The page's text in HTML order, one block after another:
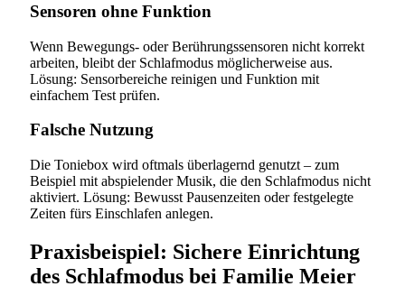
Sensoren ohne Funktion
Wenn Bewegungs- oder Berührungssensoren nicht korrekt
arbeiten, bleibt der Schlafmodus möglicherweise aus.
Lösung: Sensorbereiche reinigen und Funktion mit
einfachem Test prüfen.
Falsche Nutzung
Die Toniebox wird oftmals überlagernd genutzt – zum
Beispiel mit abspielender Musik, die den Schlafmodus nicht
aktiviert. Lösung: Bewusst Pausenzeiten oder festgelegte
Zeiten fürs Einschlafen anlegen.
Praxisbeispiel: Sichere Einrichtung
des Schlafmodus bei Familie Meier